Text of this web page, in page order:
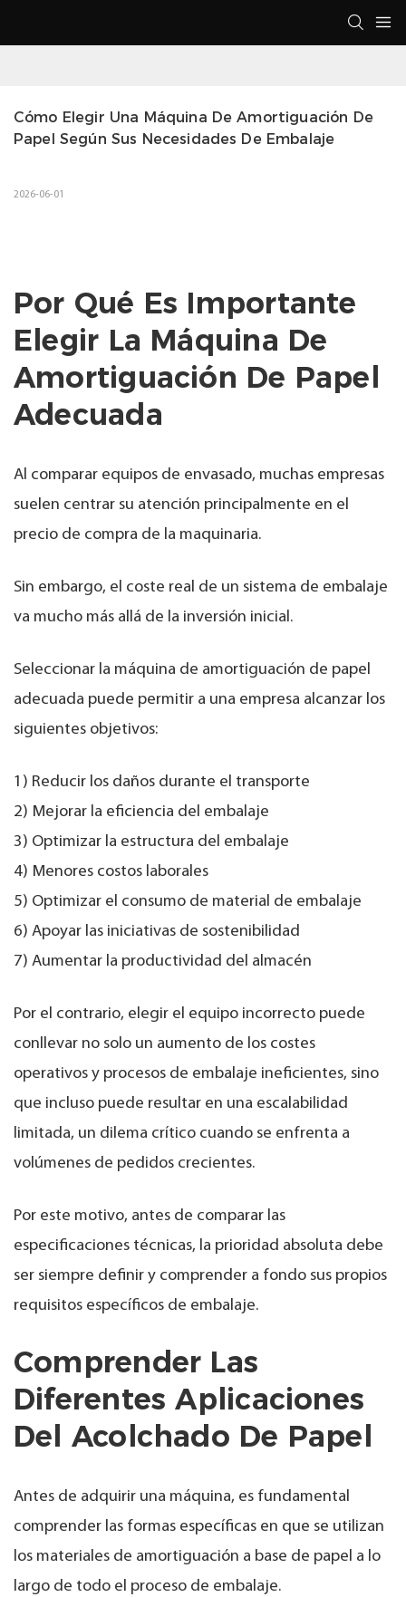
Cómo Elegir Una Máquina De Amortiguación De
Papel Según Sus Necesidades De Embalaje
2026-06-01
Por Qué Es Importante
Elegir La Máquina De
Amortiguación De Papel
Adecuada
Al comparar equipos de envasado, muchas empresas
suelen centrar su atención principalmente en el
precio de compra de la maquinaria.
Sin embargo, el coste real de un sistema de embalaje
va mucho más allá de la inversión inicial.
Seleccionar la máquina de amortiguación de papel
adecuada puede permitir a una empresa alcanzar los
siguientes objetivos:
1) Reducir los daños durante el transporte
2) Mejorar la eficiencia del embalaje
3) Optimizar la estructura del embalaje
4) Menores costos laborales
5) Optimizar el consumo de material de embalaje
6) Apoyar las iniciativas de sostenibilidad
7) Aumentar la productividad del almacén
Por el contrario, elegir el equipo incorrecto puede
conllevar no solo un aumento de los costes
operativos y procesos de embalaje ineficientes, sino
que incluso puede resultar en una escalabilidad
limitada, un dilema crítico cuando se enfrenta a
volúmenes de pedidos crecientes.
Por este motivo, antes de comparar las
especificaciones técnicas, la prioridad absoluta debe
ser siempre definir y comprender a fondo sus propios
requisitos específicos de embalaje.
Comprender Las
Diferentes Aplicaciones
Del Acolchado De Papel
Antes de adquirir una máquina, es fundamental
comprender las formas específicas en que se utilizan
los materiales de amortiguación a base de papel a lo
largo de todo el proceso de embalaje.